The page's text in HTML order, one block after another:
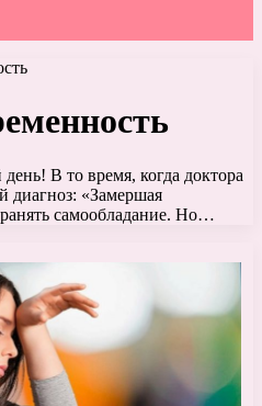
В то время, когда доктора
диагноз: «Замершая
самообладание. Но…